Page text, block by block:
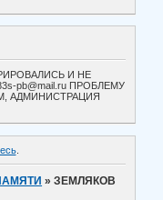
И НЕ
pb@mail.ru ПРОБЛЕМУ
АДМИНИСТРАЦИЯ
.
»ЗЕМЛЯКОВ